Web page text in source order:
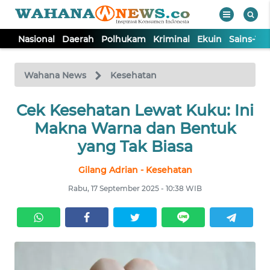
Nasional Daerah Polhukam Kriminal Ekuin Sains-
Wahana News Kesehatan
Cek Kesehatan Lewat Kuku: Ini
Makna Warna dan Bentuk
yang Tak Biasa
Gilang Adrian - Kesehatan
Rabu, 17 September 2025 - 10:38 WIB
TV
Tutup
NASIONAL
KRIMINAL
EKUIN